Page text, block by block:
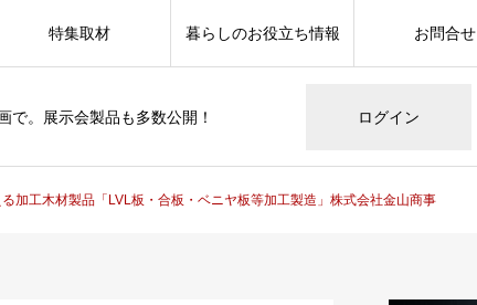
で。展示会製品も多数公開！ ログイン
特集取材 暮らしのお役立ち情報 お問合せ
加工木材製品「LVL板・合板・ベニヤ板等加工製造」株式会社金山商事